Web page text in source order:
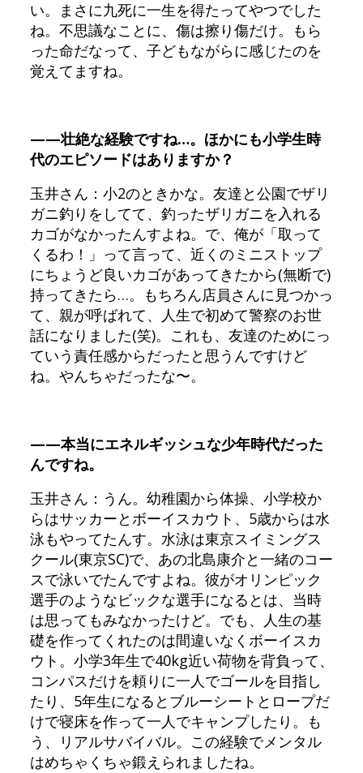
い。まさに九死に一生を得たってやつでした
ね。不思議なことに、傷は擦り傷だけ。もら
った命だなって、子どもながらに感じたのを
覚えてますね。
——壮絶な経験ですね…。ほかにも小学生時
代のエピソードはありますか？
玉井さん：小2のときかな。友達と公園でザリ
ガニ釣りをしてて、釣ったザリガニを入れる
カゴがなかったんすよね。で、俺が「取って
くるわ！」って言って、近くのミニストップ
にちょうど良いカゴがあってきたから(無断で)
持ってきたら…。もちろん店員さんに見つかっ
て、親が呼ばれて、人生で初めて警察のお世
話になりました(笑)。これも、友達のためにっ
ていう責任感からだったと思うんですけど
ね。やんちゃだったな〜。
——本当にエネルギッシュな少年時代だった
んですね。
玉井さん：うん。幼稚園から体操、小学校か
らはサッカーとボーイスカウト、5歳からは水
泳もやってたんす。水泳は東京スイミングス
クール(東京SC)で、あの北島康介と一緒のコー
スで泳いでたんですよね。彼がオリンピック
選手のようなビックな選手になるとは、当時
は思ってもみなかったけど。でも、人生の基
礎を作ってくれたのは間違いなくボーイスカ
ウト。小学3年生で40kg近い荷物を背負って、
コンパスだけを頼りに一人でゴールを目指し
たり、5年生になるとブルーシートとロープだ
けで寝床を作って一人でキャンプしたり。も
う、リアルサバイバル。この経験でメンタル
はめちゃくちゃ鍛えられましたね。